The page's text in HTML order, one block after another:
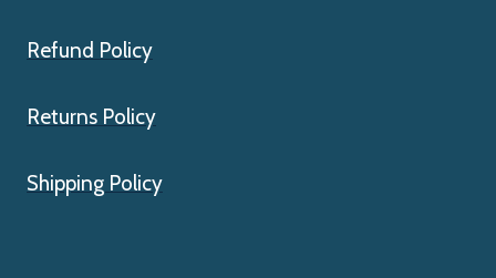
Refund Policy
Returns Policy
Shipping Policy